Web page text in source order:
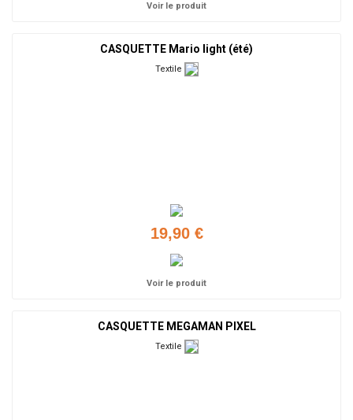
Voir le produit
CASQUETTE Mario light (été)
Textile
19,90 €
Voir le produit
CASQUETTE MEGAMAN PIXEL
Textile